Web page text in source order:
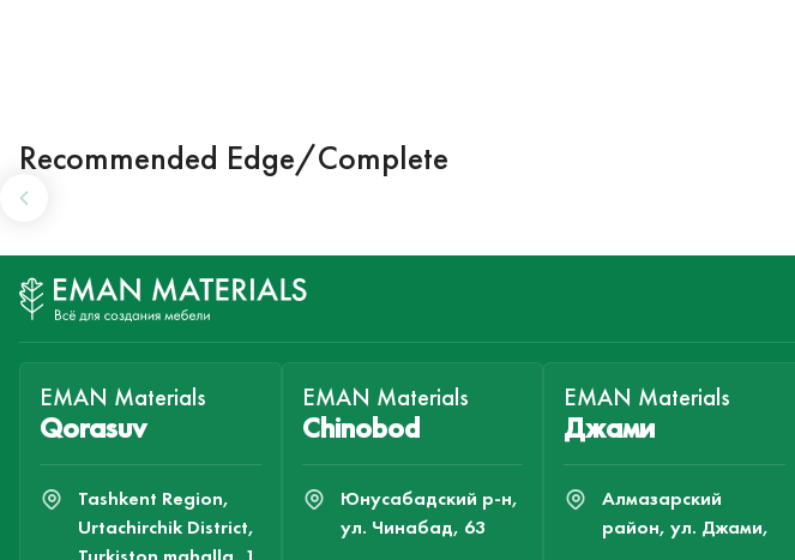
Recommended Edge/Complete
EMAN Materials
Qorasuv
Tashkent Region,
Urtachirchik District,
EMAN Materials
Chinobod
Юнусабадский р-н,
ул. Чинабад, 63
EMAN Materials
Джами
Алмазарский
район, ул. Джами,